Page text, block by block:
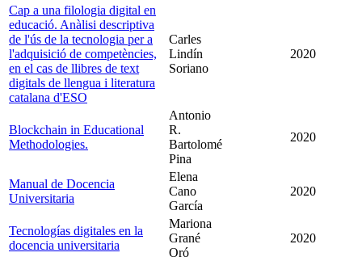
Cap a una filologia digital en
educació. Anàlisi descriptiva
de l'ús de la tecnologia per a
l'adquisició de competències,
en el cas de llibres de text
digitals de llengua i literatura
catalana d'ESO
Carles
Lindín
Soriano
2020
Blockchain in Educational
Methodologies.
Antonio
R.
Bartolomé
Pina
2020
Manual de Docencia
Universitaria
Elena
Cano
García
2020
Tecnologías digitales en la
docencia universitaria
Mariona
Grané
Oró
2020